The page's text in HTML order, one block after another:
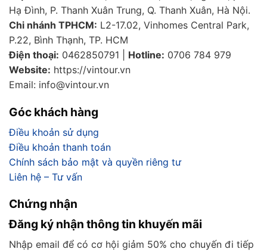
Hạ Đình, P. Thanh Xuân Trung, Q. Thanh Xuân, Hà Nội.
Chi nhánh TPHCM: L2-17.02, Vinhomes Central Park,
P.22, Bình Thạnh, TP. HCM
Điện thoại: 0462850791 | Hotline: 0706 784 979
Website: https://vintour.vn
Email: info@vintour.vn
Góc khách hàng
Điều khoản sử dụng
Điều khoản thanh toán
Chính sách bảo mật và quyền riêng tư
Liên hệ – Tư vấn
Chứng nhận
Đăng ký nhận thông tin khuyến mãi
Nhập email để có cơ hội giảm 50% cho chuyến đi tiếp